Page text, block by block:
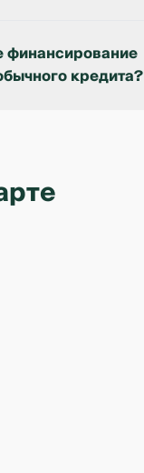
или оборудования.
кредита?